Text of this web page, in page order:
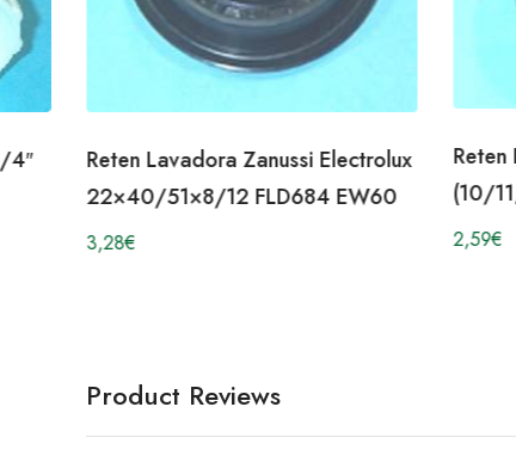
4″
Reten Lavadora Zanussi Electrolux
22×40/51×8/12 FLD684 EW60
3,28€
(10/
2,59€
Product Reviews